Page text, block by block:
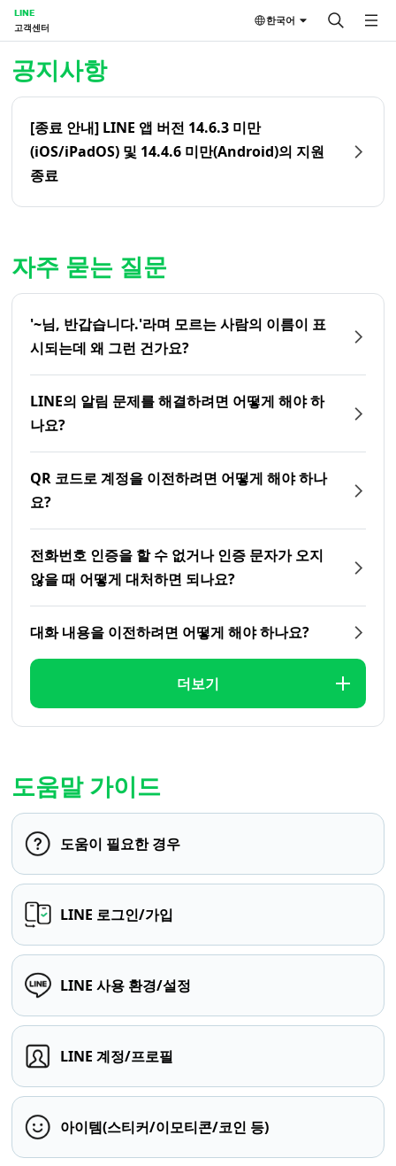
LINE
고객센터
한국어
공지사항
[종료 안내] LINE 앱 버전 14.6.3 미만
(iOS/iPadOS) 및 14.4.6 미만(Android)의 지원
종료
자주 묻는 질문
'~님, 반갑습니다.'라며 모르는 사람의 이름이 표
시되는데 왜 그런 건가요?
LINE의 알림 문제를 해결하려면 어떻게 해야 하
나요?
QR 코드로 계정을 이전하려면 어떻게 해야 하나
요?
전화번호 인증을 할 수 없거나 인증 문자가 오지
않을 때 어떻게 대처하면 되나요?
대화 내용을 이전하려면 어떻게 해야 하나요?
더보기
도움말 가이드
도움이 필요한 경우
LINE 로그인/가입
LINE 사용 환경/설정
LINE 계정/프로필
아이템(스티커/이모티콘/코인 등)